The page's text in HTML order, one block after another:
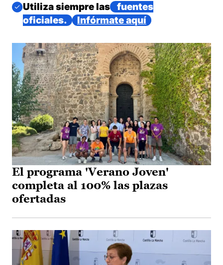
Imagen
Utiliza siempre las
fuentes
oficiales.
Infórmate aquí
El programa 'Verano Joven'
completa al 100% las plazas
ofertadas